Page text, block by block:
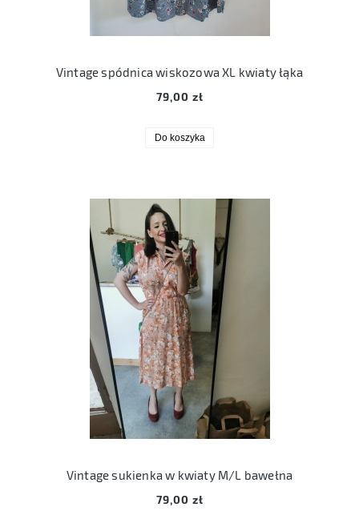
Vintage spódnica wiskozowa XL kwiaty łąka
79,00 zł
Do koszyka
Vintage sukienka w kwiaty M/L bawełna
79,00 zł